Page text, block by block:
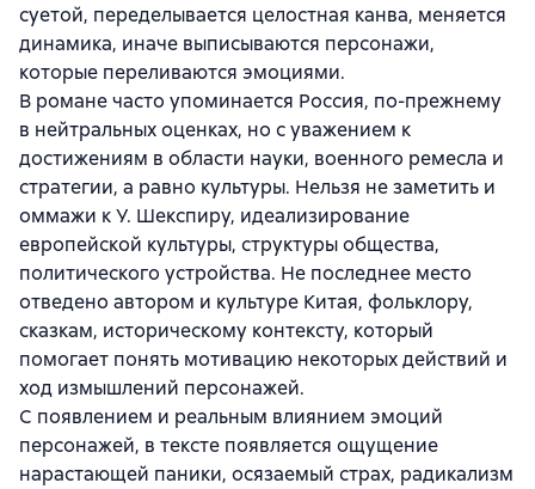
суетой, переделывается целостная канва, меняется
динамика, иначе выписываются персонажи,
которые переливаются эмоциями.
В романе часто упоминается Россия, по-прежнему
в нейтральных оценках, но с уважением к
достижениям в области науки, военного ремесла и
стратегии, а равно культуры. Нельзя не заметить и
оммажи к У. Шекспиру, идеализирование
европейской культуры, структуры общества,
политического устройства. Не последнее место
отведено автором и культуре Китая, фольклору,
сказкам, историческому контексту, который
помогает понять мотивацию некоторых действий и
ход измышлений персонажей.
С появлением и реальным влиянием эмоций
персонажей, в тексте появляется ощущение
нарастающей паники, осязаемый страх, радикализм